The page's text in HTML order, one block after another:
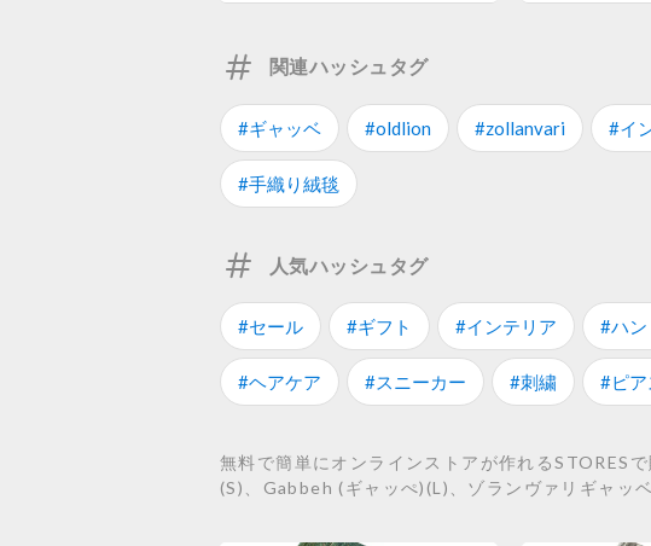
関連ハッシュタグ
#ギャッベ #oldlion #zollanvari #イ
#手織り絨毯
人気ハッシュタグ
#セール #ギフト #インテリア #ハン
#ヘアケア #スニーカー #刺繍 #ピア
無料で簡単にオンラインストアが作れるSTORES
(S)、Gabbeh (ギャッぺ)(L)、ゾランヴァリギャッ